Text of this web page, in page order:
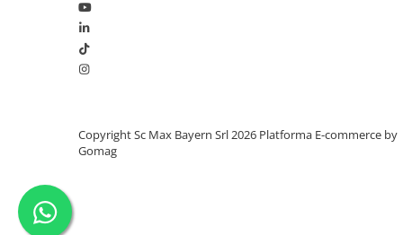
Copyright Sc Max Bayern Srl 2026 Platforma E-commerce by
Gomag